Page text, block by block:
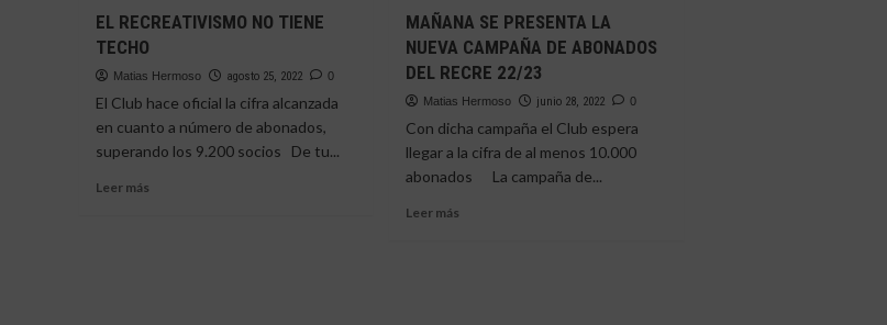
EL RECREATIVISMO NO TIENE
TECHO
Matias Hermoso agosto 25, 2022 0
El Club hace oficial la cifra alcanzada
en cuanto a número de abonados,
superando los 9.200 socios De tu...
Leer más
MAÑANA SE PRESENTA LA
NUEVA CAMPAÑA DE ABONADOS
DEL RECRE 22/23
Matias Hermoso junio 28, 2022 0
Con dicha campaña el Club espera
llegar a la cifra de al menos 10.000
abonados La campaña de...
Leer más